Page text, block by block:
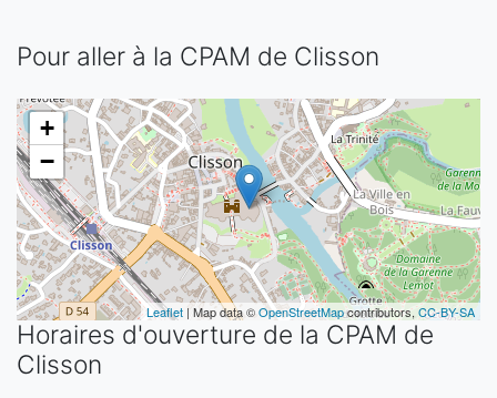
Pour aller à la CPAM de Clisson
+
−
Leaflet | Map data ©OpenStreetMapcontributors,CC-BY-SA
Horaires d'ouverture de la CPAM de
Clisson